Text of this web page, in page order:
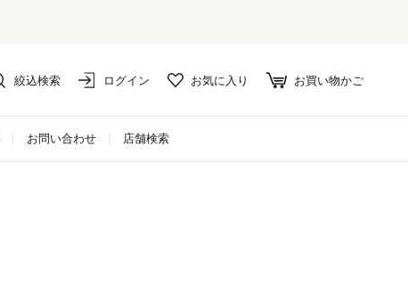
絞込検索 ログイン お気に入り お買い物かご
お問い合わせ 店舗検索